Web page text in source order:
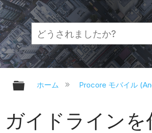
グローバル階層を展開
ホーム Procore モバイル
ガイドラインを